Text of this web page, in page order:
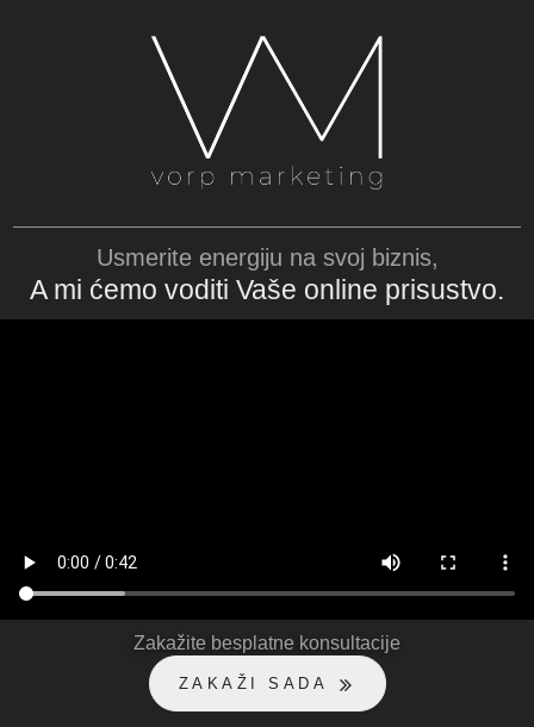
Usmerite energiju na svoj biznis,
A mi ćemo voditi Vaše online prisustvo.
Zakažite besplatne konsultacije
ZAKAŽI SADA